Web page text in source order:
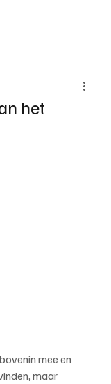
het
mee en
maar